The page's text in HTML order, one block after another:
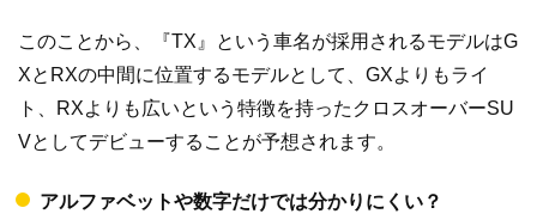
このことから、『TX』という車名が採用されるモデルはG
XとRXの中間に位置するモデルとして、GXよりもライ
ト、RXよりも広いという特徴を持ったクロスオーバーSU
Vとしてデビューすることが予想されます。
アルファベットや数字だけでは分かりにくい？